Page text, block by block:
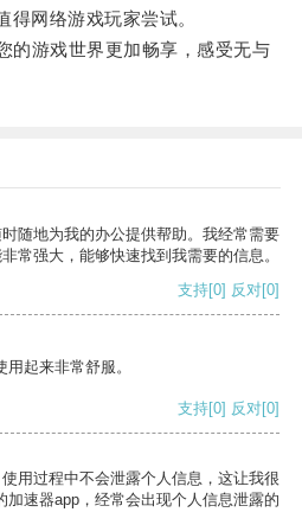
得网络游戏玩家尝试。
游戏世界更加畅享，感受无与
随地为我的办公提供帮助。我经常需要
常强大，能够快速找到我需要的信息。
支持[0] 反对[0]
起来非常舒服。
支持[0] 反对[0]
用过程中不会泄露个人信息，这让我很
速器app，经常会出现个人信息泄露的